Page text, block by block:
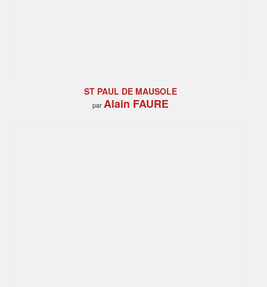
ST PAUL DE MAUSOLE
parAlain FAURE